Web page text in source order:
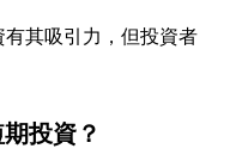
其吸引力，但投資者
投資？